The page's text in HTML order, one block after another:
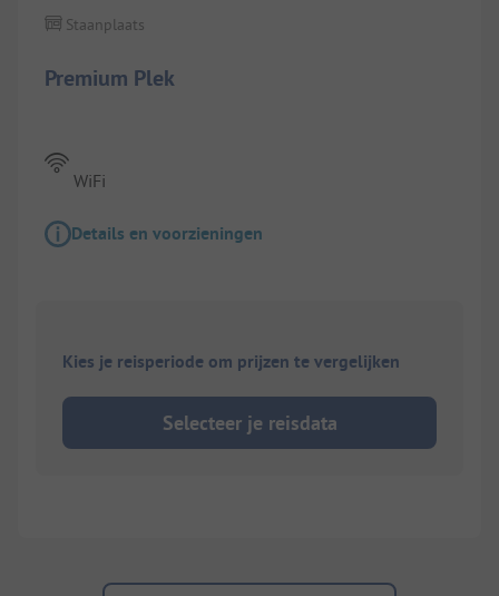
Premium Plek
Staanplaats
WiFi
Details en voorzieningen
Kies je reisperiode om prijzen te vergelijken
Selecteer je reisdata